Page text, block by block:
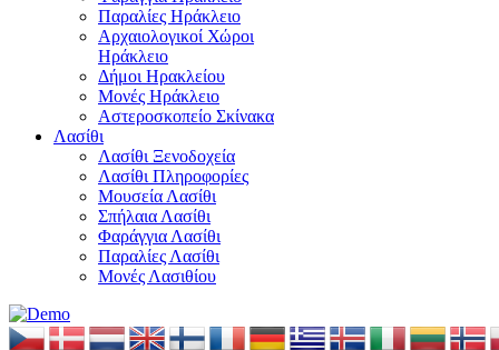
Παραλίες Ηράκλειο
Αρχαιολογικοί Χώροι
Ηράκλειο
Δήμοι Ηρακλείου
Μονές Ηράκλειο
Αστεροσκοπείο Σκίνακα
Λασίθι
Λασίθι Ξενοδοχεία
Λασίθι Πληροφορίες
Μουσεία Λασίθι
Σπήλαια Λασίθι
Φαράγγια Λασίθι
Παραλίες Λασίθι
Μονές Λασιθίου